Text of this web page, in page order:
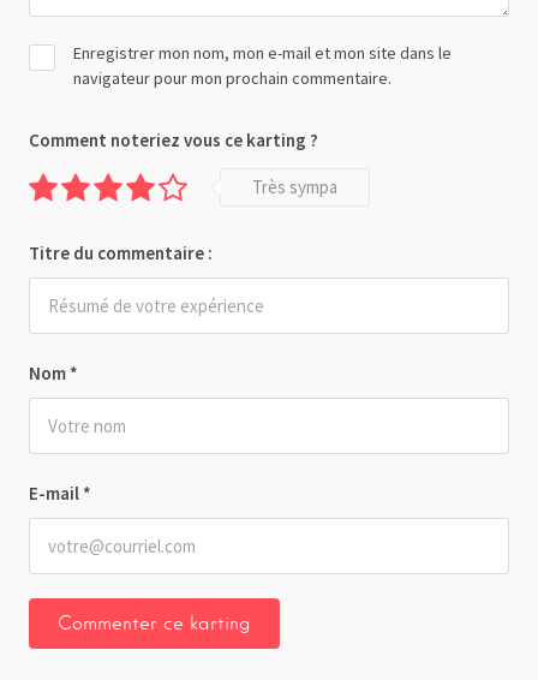
Nom *
E-mail *
Enregistrer mon nom, mon e-mail et mon site dans le
navigateur pour mon prochain commentaire.
Comment noteriez vous ce karting ?
Très sympa
Titre du commentaire :